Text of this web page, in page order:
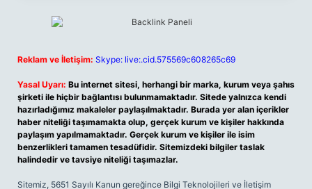
Reklam ve İletişim: Skype: live:.cid.575569c608265c69
Yasal Uyarı: Bu internet sitesi, herhangi bir marka, kurum veya şahıs
şirketi ile hiçbir bağlantısı bulunmamaktadır. Sitede yalnızca kendi
hazırladığımız makaleler paylaşılmaktadır. Burada yer alan içerikler
haber niteliği taşımamakta olup, gerçek kurum ve kişiler hakkında
paylaşım yapılmamaktadır. Gerçek kurum ve kişiler ile isim
benzerlikleri tamamen tesadüfidir. Sitemizdeki bilgiler taslak
halindedir ve tavsiye niteliği taşımazlar.
Sitemiz, 5651 Sayılı Kanun gereğince Bilgi Teknolojileri ve İletişim